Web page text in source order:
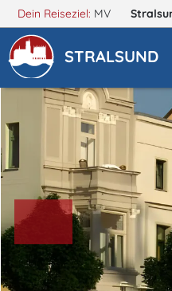
Dein Reiseziel: MV
STRALSUND